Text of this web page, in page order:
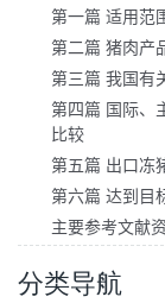
第一篇 适用范
第二篇 猪肉产
第三篇 我国有
第四篇 国际、
比较
第五篇 出口冻
第六篇 达到目
主要参考文献
分类导航